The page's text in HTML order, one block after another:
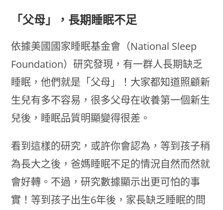
「父母」，長期睡眠不足
依據美國國家睡眠基金會（National Sleep
Foundation）研究發現，有一群人長期缺乏
睡眠，他們就是「父母」！大家都知道照顧新
生兒有多不容易，很多父母在收養第一個新生
兒後，睡眠品質明顯變得很差。
看到這樣的研究，或許你會認為，等到孩子稍
為長大之後，爸媽睡眠不足的情況自然而然就
會好轉。不過，研究數據顯示出更可怕的事
實！等到孩子出生6年後，家長缺乏睡眠的問